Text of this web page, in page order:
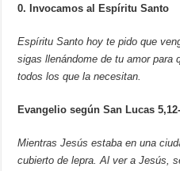
0. Invocamos al Espíritu Santo
Espíritu Santo hoy te pido que
sigas llenándome de tu amor para
todos los que la necesitan.
Evangelio según San Lucas
Mientras Jesús estaba en una
cubierto de lepra. Al ver a Jesús,